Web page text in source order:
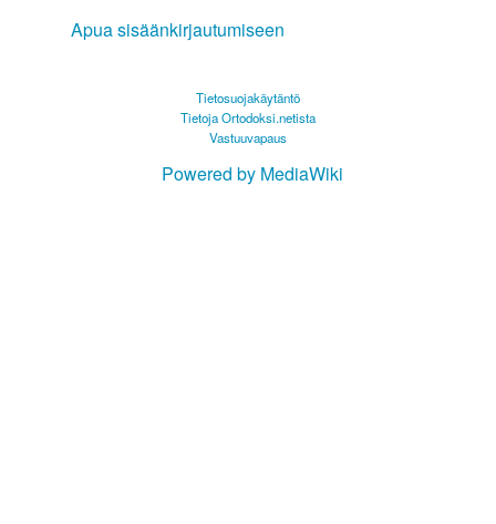
Apua sisäänkirjautumiseen
Tietosuojakäytäntö
Tietoja Ortodoksi.netista
Vastuuvapaus
Powered by MediaWiki